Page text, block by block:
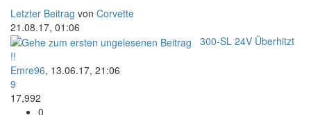
Letzter Beitrag von Corvette
21.08.17, 01:06
300-SL 24V Überhitzt
!!
Emre96, 13.06.17, 21:06
9
17,992
0